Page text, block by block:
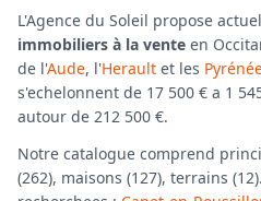
L'Agence du Soleil propose
immobiliers à la vente en
de l'Aude, l'Herault et les
s'echelonnent de 17 500 € a 1
autour de 212 500 €.
Notre catalogue comprend
(262), maisons (127), terrains